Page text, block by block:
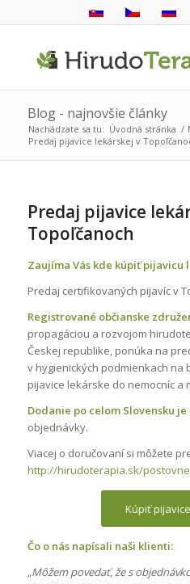
Blog - najnovšie články
Nachádzate sa tu: Úvodná stránka /
Predaj pijavice lekárskej v
Predaj pijavice
Topoľčanoch
Zaujíma Vás kde kúpiť pijavicu
Predaj certifikovaných pijavíc v
Registrované občianske
propagáciou a rozvojom
Českej republike, ponúka na
v hygienických podmienkach na
pijavice lekárske do nemocníc a
Dodanie po celom Slovensku je
objednávky.
Viacej o doručovaní si môžete
http://hirudoterapia.sk/
Kúpiť
Čo o nás napísali naši klienti:
„Môžem povedať, že s